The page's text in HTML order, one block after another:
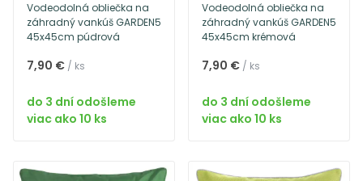
Vodeodolná obliečka na
záhradný vankúš GARDEN5
45x45cm púdrová
7,90 € / ks
do 3 dní odošleme
viac ako 10 ks
Vodeodolná obliečka na
záhradný vankúš GARDEN5
45x45cm krémová
7,90 € / ks
do 3 dní odošleme
viac ako 10 ks